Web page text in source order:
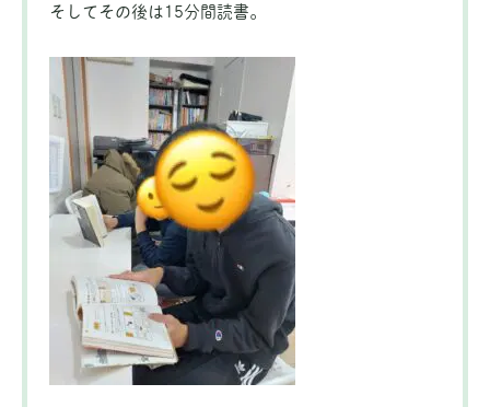
そしてその後は15分間読書。